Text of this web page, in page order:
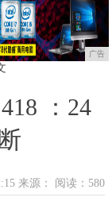
广告
：24
来源： 阅读：580